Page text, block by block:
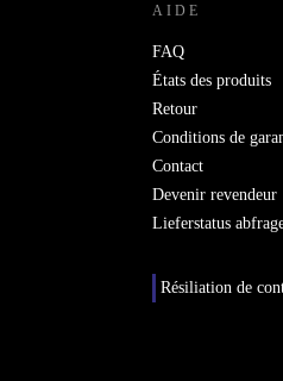
AIDE
FAQ
États des produits
Retour
Conditions de
Contact
Devenir revendeur
Lieferstatus
Résiliation de